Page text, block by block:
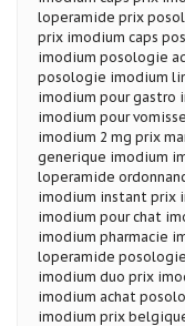
loperamide prix
prix imodium caps
imodium posologie
posologie imodium
imodium pour gastro
imodium pour
imodium 2 mg prix
generique imodium
loperamide
imodium instant prix
imodium pour chat
imodium pharmacie
loperamide
imodium duo prix
imodium achat
imodium prix